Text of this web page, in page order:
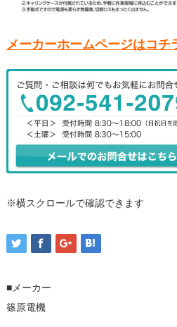
メーカーホームページはコチ
※横スクロールで確認できます
■メーカー
篠原電機